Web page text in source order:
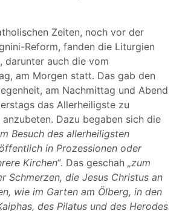
Zeiten, noch vor der
Reform, fanden die Liturgien
darunter auch die vom
am Morgen statt. Das gab den
am Nachmittag und Abend
das Allerheiligste zu
anzubeten. Dazu begaben sich die
Besuch des allerheiligsten
in Prozessionen oder
Kirchen“. Das geschah „zum
Schmerzen, die Jesus Christus an
wie im Garten am Ölberg, in den
des Pilatus und des Herodes